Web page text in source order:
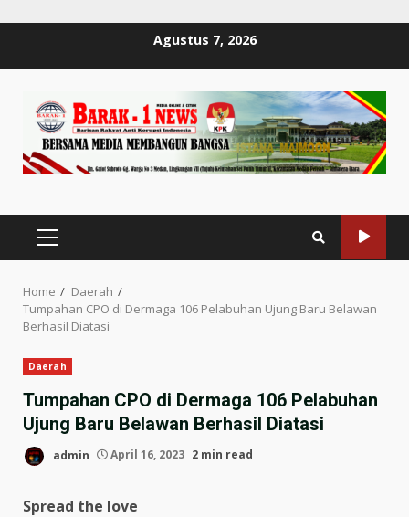
Agustus 7, 2026
PRIMARY
MENU
Home
Daerah
Tumpahan CPO di Dermaga 106 Pelabuhan Ujung Baru Belawan
Berhasil Diatasi
Daerah
Tumpahan CPO di Dermaga 106 Pelabuhan
Ujung Baru Belawan Berhasil Diatasi
admin April 16, 2023 2 min read
Spread the love